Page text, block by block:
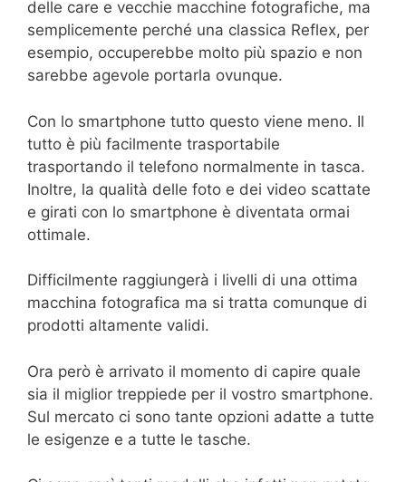
delle care e vecchie macchine fotografiche, ma
semplicemente perché una classica Reflex, per
esempio, occuperebbe molto più spazio e non
sarebbe agevole portarla ovunque.
Con lo smartphone tutto questo viene meno. Il
tutto è più facilmente trasportabile
trasportando il telefono normalmente in tasca.
Inoltre, la qualità delle foto e dei video scattate
e girati con lo smartphone è diventata ormai
ottimale.
Difficilmente raggiungerà i livelli di una ottima
macchina fotografica ma si tratta comunque di
prodotti altamente validi.
Ora però è arrivato il momento di capire quale
sia il miglior treppiede per il vostro smartphone.
Sul mercato ci sono tante opzioni adatte a tutte
le esigenze e a tutte le tasche.